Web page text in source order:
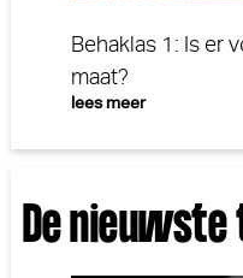
Behaklas 1: Is er
maat?
lees meer
De